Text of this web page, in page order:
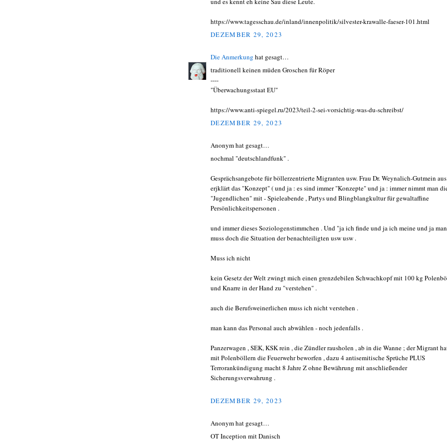
https://www.tagesschau.de/inland/innenpolitik/silvester-krawalle-faeser-101.html
DEZEMBER 29, 2023
Die Anmerkung hat gesagt…
traditionell keinen müden Groschen für Röper
----
"Überwachungsstaat EU"
https://www.anti-spiegel.ru/2023/teil-2-sei-vorsichtig-was-du-schreibst/
DEZEMBER 29, 2023
Anonym hat gesagt…
nochmal "deutschlandfunk" .
Gesprächsangebote für böllerzentrierte Migranten usw. Frau Dr. Weynalich-Gutmein
erjklärt das "Konzept" ( und ja : es sind immer "Konzepte" und ja : immer nimmt man
"Jugendlichen" mit - Spieleabende , Partys und Blingblangkultur für gewaltaffine
Persönlichkeitspersonen .
und immer dieses Soziologenstimmchen . Und "ja ich finde und ja ich meine und ja man
muss doch die Situation der benachteiligten usw usw .
Muss ich nicht
kein Gesetz der Welt zwingt mich einen grenzdebilen Schwachkopf mit 100 kg
und Knarre in der Hand zu "verstehen" .
auch die Berufsweinerlichen muss ich nicht verstehen .
man kann das Personal auch abwählen - noch jedenfalls .
Panzerwagen , SEK, KSK rein , die Zündler rausholen , ab in die Wanne ; der Migrant
mit Polenböllern die Feuerwehr beworfen , dazu 4 antisemitische Sprüche PLUS
Terrorankündigung macht 8 Jahre Z ohne Bewährung mit anschließender
Sicherungsverwahrung .
DEZEMBER 29, 2023
Anonym hat gesagt…
OT Inception mit Danisch